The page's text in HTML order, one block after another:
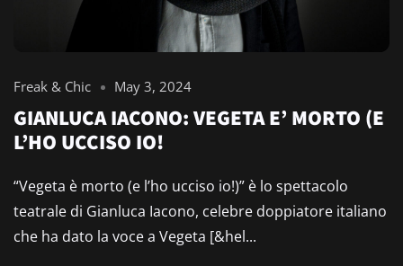
Freak & Chic May 3, 2024
GIANLUCA IACONO: VEGETA E’ MORTO (E
L’HO UCCISO IO!
“Vegeta è morto (e l’ho ucciso io!)” è lo spettacolo
teatrale di Gianluca Iacono, celebre doppiatore italiano
che ha dato la voce a Vegeta [&hel...